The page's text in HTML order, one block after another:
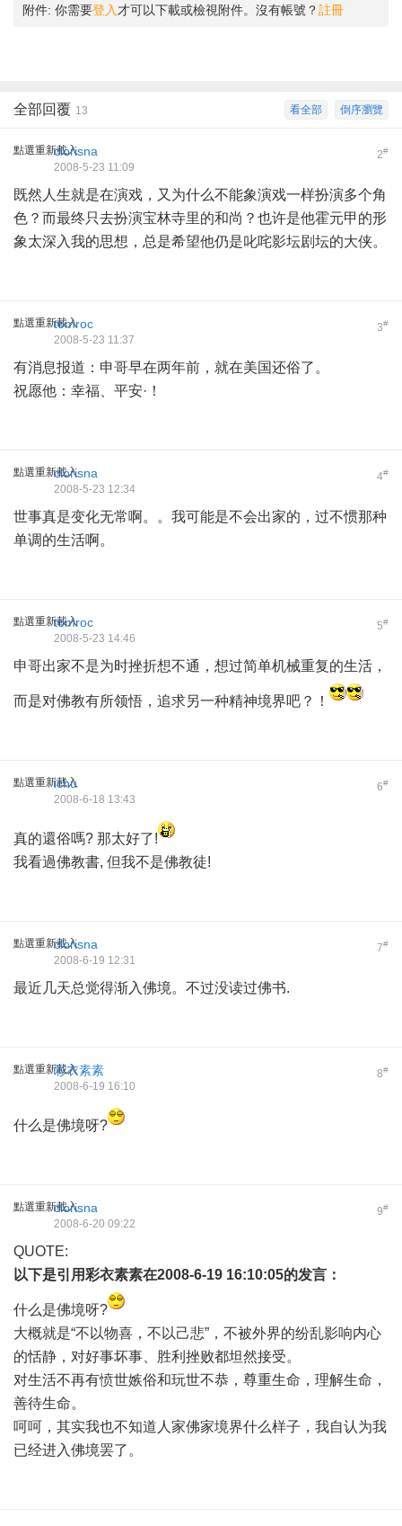
附件: 你需要登入 才可以下載或檢視附件。沒有帳號？註冊
倒序瀏覽
看全部
全部回覆 13
點選重新載入 2#
clorisna
2008-5-23 11:09
既然人生就是在演戏，又为什么不能象演戏一样扮演多个角
色？而最终只去扮演宝林寺里的和尚？也许是他霍元甲的形
象太深入我的思想，总是希望他仍是叱咤影坛剧坛的大侠。
點選重新載入 3#
tomroc
2008-5-23 11:37
有消息报道：申哥早在两年前，就在美国还俗了。
祝愿他：幸福、平安·！
點選重新載入 4#
clorisna
2008-5-23 12:34
世事真是变化无常啊。。我可能是不会出家的，过不惯那种
单调的生活啊。
點選重新載入 5#
tomroc
2008-5-23 14:46
申哥出家不是为时挫折想不通，想过简单机械重复的生活，
而是对佛教有所领悟，追求另一种精神境界吧？！
點選重新載入 6#
ichu
2008-6-18 13:43
真的還俗嗎? 那太好了!
我看過佛教書, 但我不是佛教徒!
點選重新載入 7#
clorisna
2008-6-19 12:31
最近几天总觉得渐入佛境。不过没读过佛书.
點選重新載入 8#
彩衣素素
2008-6-19 16:10
什么是佛境呀?
點選重新載入 9#
clorisna
2008-6-20 09:22
QUOTE:
以下是引用彩衣素素在2008-6-19 16:10:05的发言：
什么是佛境呀?
大概就是“不以物喜，不以己悲”，不被外界的纷乱影响内心
的恬静，对好事坏事、胜利挫败都坦然接受。
对生活不再有愤世嫉俗和玩世不恭，尊重生命，理解生命，
善待生命。
呵呵，其实我也不知道人家佛家境界什么样子，我自认为我
已经进入佛境罢了。